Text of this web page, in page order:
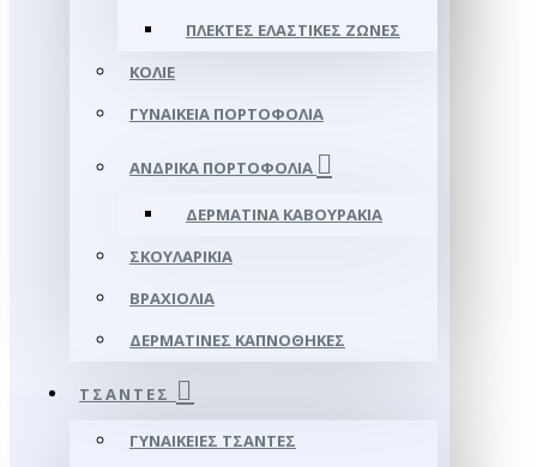
ΠΛΕΚΤΈΣ ΕΛΑΣΤΙΚΈΣ ΖΏΝΕΣ
ΚΟΛΙΈ
ΓΥΝΑΙΚΕΊΑ ΠΟΡΤΟΦΌΛΙΑ
ΑΝΔΡΙΚΆ ΠΟΡΤΟΦΌΛΙΑ
ΔΕΡΜΆΤΙΝΑ ΚΑΒΟΥΡΆΚΙΑ
ΣΚΟΥΛΑΡΊΚΙΑ
ΒΡΑΧΙΌΛΙΑ
ΔΕΡΜΆΤΙΝΕΣ ΚΑΠΝΟΘΉΚΕΣ
ΤΣΆΝΤΕΣ
ΓΥΝΑΙΚΕΊΕΣ ΤΣΆΝΤΕΣ